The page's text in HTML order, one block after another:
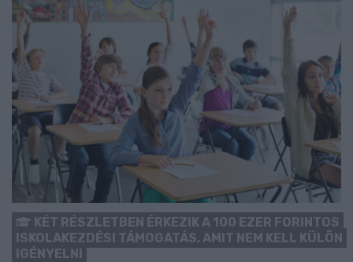
KÉT RÉSZLETBEN ÉRKEZIK A 100 EZER FORINTOS
ISKOLAKEZDÉSI TÁMOGATÁS, AMIT NEM KELL KÜLÖN
IGÉNYELNI